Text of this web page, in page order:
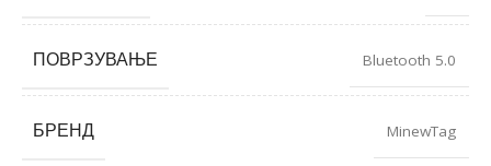
ПОВРЗУВАЊЕ Bluetooth 5.0
БРЕНД MinewTag